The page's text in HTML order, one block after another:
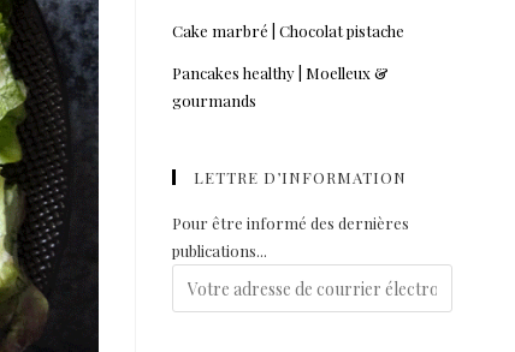
Cake marbré | Chocolat pistache
Pancakes healthy | Moelleux &
gourmands
LETTRE D’INFORMATION
Pour être informé des dernières
publications...